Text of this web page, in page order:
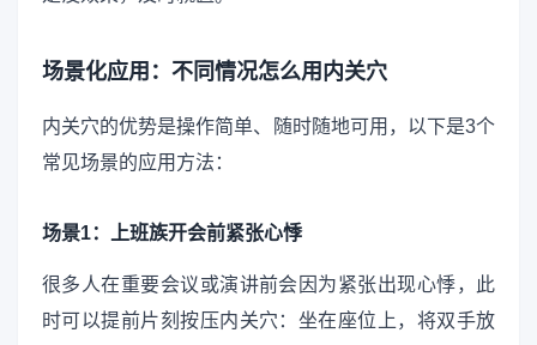
场景化应用：不同情况怎么用内关穴
内关穴的优势是操作简单、随时随地可用，以下是3个
常见场景的应用方法：
场景1：上班族开会前紧张心悸
很多人在重要会议或演讲前会因为紧张出现心悸，此
时可以提前片刻按压内关穴：坐在座位上，将双手放